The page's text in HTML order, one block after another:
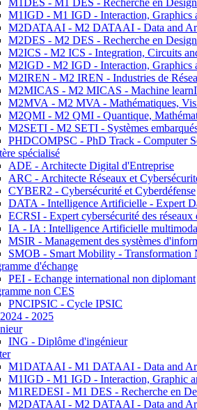
M1DES - M1 DES - Recherche en Design
M1IGD - M1 IGD - Interaction, Graphics
M2DATAAI - M2 DATAAI - Data and
M2DES - M2 DES - Recherche en Design
M2ICS - M2 ICS - Integration, Circuits
M2IGD - M2 IGD - Interaction, Graphics
M2IREN - M2 IREN - Industries de
M2MICAS - M2 MICAS - Machine
M2MVA - M2 MVA - Mathématiques,
M2QMI - M2 QMI - Quantique,
M2SETI - M2 SETI - Systèmes
PHDCOMPSC - PhD Track - Computer
spécialisé
ADE - Architecte Digital d'Entreprise
ARC - Architecte Réseaux et
CYBER2 - Cybersécurité et Cyberdéfense
DATA - Intelligence Artificielle - Expert
ECRSI - Expert cybersécurité des réseaux
IA - IA : Intelligence Artificielle
MSIR - Management des systèmes
SMOB - Smart Mobility - Transformation
d'échange
PEI - Echange international non diplomant
non CES
PNCIPSIC - Cycle IPSIC
- 2025
ING - Diplôme d'ingénieur
M1DATAAI - M1 DATAAI - Data and
M1IGD - M1 IGD - Interaction, Graphic
M1REDESI - M1 DES - Recherche en
M2DATAAI - M2 DATAAI - Data and